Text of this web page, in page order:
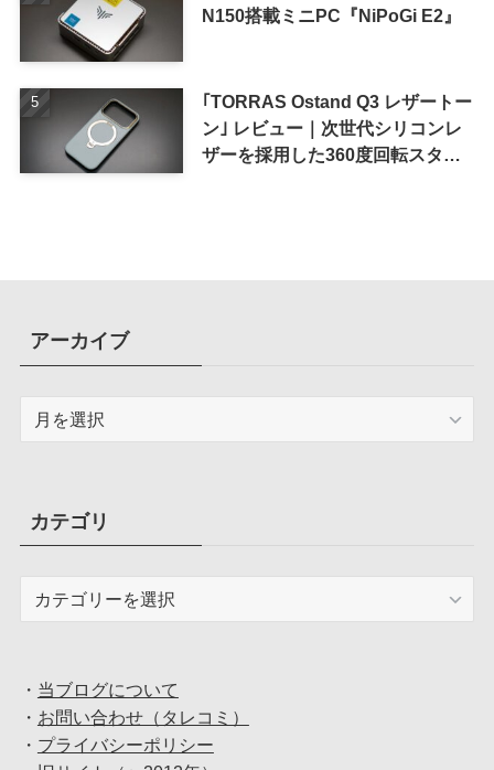
N150搭載ミニPC『NiPoGi E2』
｢TORRAS Ostand Q3 レザートー
ン｣ レビュー｜次世代シリコンレ
ザーを採用した360度回転スタン
アーカイブ
ブカテゴリ
・ 当ブログについて
・ お問い合わせ（タレコミ）
・ プライバシーポリシー